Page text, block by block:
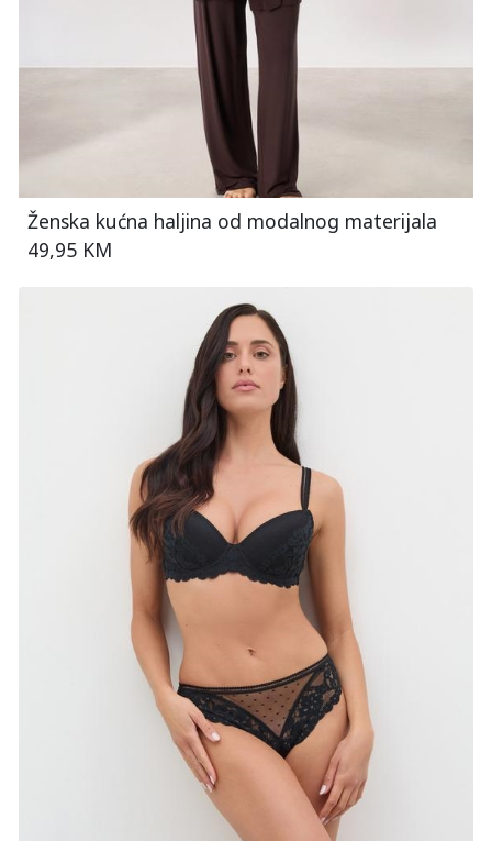
Ženska kućna haljina od modalnog materijala
49,95 KM